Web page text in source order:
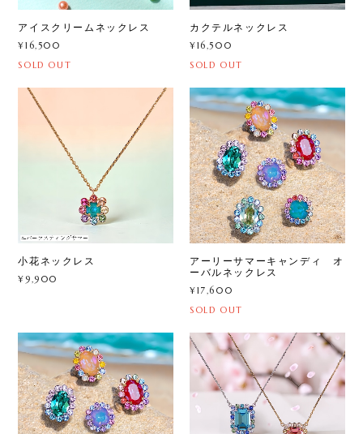
アイスクリームネックレス
¥16,500
SOLD OUT
カクテルネックレス
¥16,500
SOLD OUT
小花ネックレス
¥9,900
アーリーサマーキャンディ オ
ーバルネックレス
¥17,600
SOLD OUT